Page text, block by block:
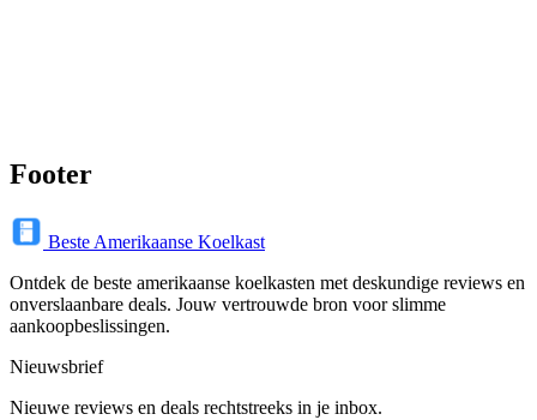
Footer
Beste Amerikaanse Koelkast
Ontdek de beste amerikaanse koelkasten met deskundige reviews en
onverslaanbare deals. Jouw vertrouwde bron voor slimme
aankoopbeslissingen.
Nieuwsbrief
Nieuwe reviews en deals rechtstreeks in je inbox.